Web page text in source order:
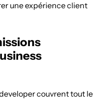
une expérience client
couvrent tout le